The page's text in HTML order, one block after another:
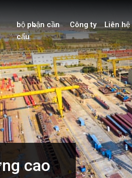
bộ phận cần
cẩu
Công ty Liên hệ
cao